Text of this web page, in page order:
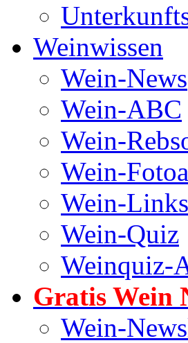
Weinwissen
Wein-News
Wein-ABC
Wein-
Wein-
Wein-Links
Wein-Quiz
Weinquiz-
Gratis Wein
Wein-